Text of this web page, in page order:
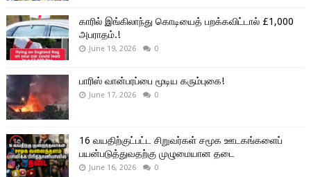
காரில் இங்கிலாந்து கொடியைத் பறக்கவிட்டால் £1,000
அபராதம்.!
June 19, 2026 0
பாரிஸ் வான்பரப்பை மூடிய கரும்புகை!
June 17, 2026 0
16 வயதிற்குட்பட்ட சிறுவர்கள் சமூக ஊடகங்களைப்
பயன்படுத்துவதற்கு முழுமையான தடை
June 16, 2026 0